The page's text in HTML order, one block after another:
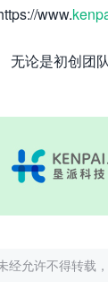
https://www.
无论是初创团
经允许不得转载